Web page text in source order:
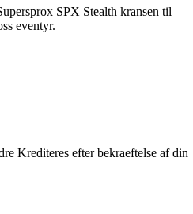
SPX Stealth kransen til
eventyr.
Krediteres efter bekraeftelse af din